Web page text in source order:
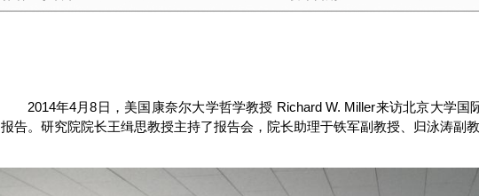
2014年4月8日，美国康奈尔大学哲学教授 Richard W. Miller来访北京大学
报告。研究院院长王缉思教授主持了报告会，院长助理于铁军副教授、归泳涛副